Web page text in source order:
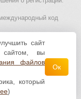
код
для детей
обработки и
лицензии Creative
сайт
сайтом, вы
файлов
который
)
Ок